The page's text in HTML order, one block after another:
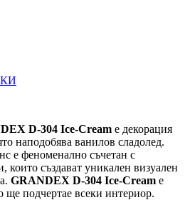
D-304 Ice-Cream е декорация
наподобява ванилов сладолед.
е феноменално съчетан с
създават уникален визуален
GRANDEX D-304 Ice-Cream е
ще подчертае всеки интериор.